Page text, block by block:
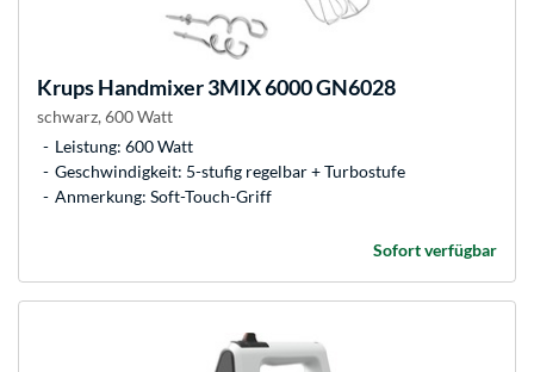
KrupsHandmixer 3MIX 6000 GN6028
schwarz, 600 Watt
Leistung: 600 Watt
Geschwindigkeit: 5-stufig regelbar + Turbostufe
Anmerkung: Soft-Touch-Griff
Sofort verfügbar